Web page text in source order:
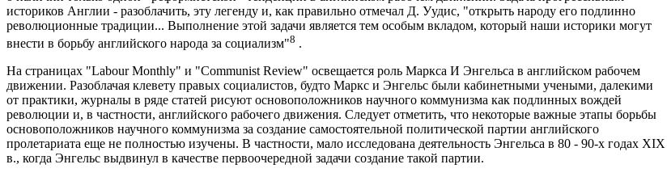
историков Англии - разоблачить, эту легенду и, как правильно отмечал Д. Уудис, "открыть народу его подлинно
революционные традиции... Выполнение этой задачи является тем особым вкладом, который наши историки могут
внести в борьбу английского народа за социализм"8 .
На страницах "Labour Monthly" и "Communist Review" освещается роль Маркса И Энгельса в английском рабочем
движении. Разоблачая клевету правых социалистов, будто Маркс и Энгельс были кабинетными учеными, далекими
от практики, журналы в ряде статей рисуют основоположников научного коммунизма как подлинных вождей
революции и, в частности, английского рабочего движения. Следует отметить, что некоторые важные этапы борьбы
основоположников научного коммунизма за создание самостоятельной политической партии английского
пролетариата еще не полностью изучены. В частности, мало исследована деятельность Энгельса в 80 - 90-х годах XIX
в., когда Энгельс выдвинул в качестве первоочередной задачи создание такой партии.